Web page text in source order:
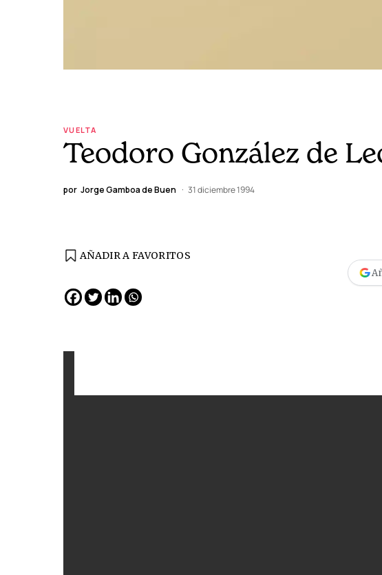
VUELTA
Teodoro González de
por Jorge Gamboa de Buen 31 diciembre 1994
AÑADIR A FAVORITOS